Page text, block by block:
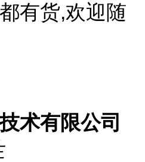
有货,欢迎随
术有限公司